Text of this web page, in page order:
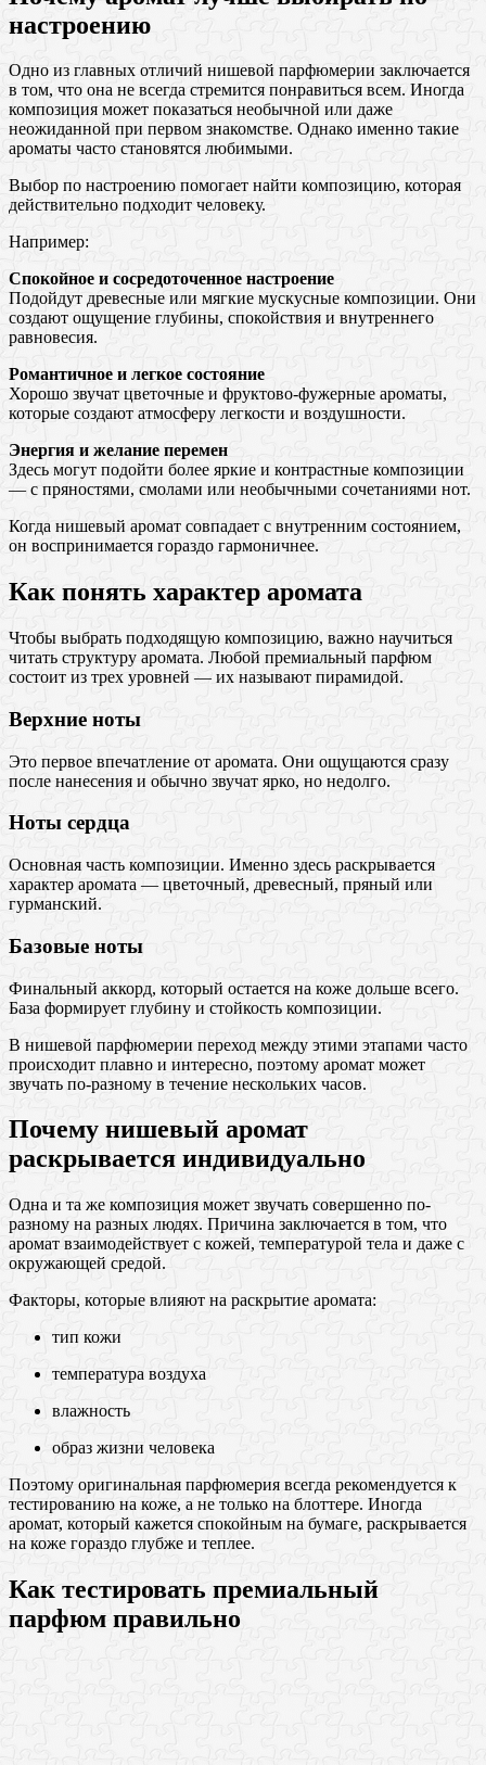
настроению
Одно из главных отличий нишевой парфюмерии заключается
в том, что она не всегда стремится понравиться всем. Иногда
композиция может показаться необычной или даже
неожиданной при первом знакомстве. Однако именно такие
ароматы часто становятся любимыми.
Выбор по настроению помогает найти композицию, которая
действительно подходит человеку.
Например:
Спокойное и сосредоточенное настроение
Подойдут древесные или мягкие мускусные композиции. Они
создают ощущение глубины, спокойствия и внутреннего
равновесия.
Романтичное и легкое состояние
Хорошо звучат цветочные и фруктово-фужерные ароматы,
которые создают атмосферу легкости и воздушности.
Энергия и желание перемен
Здесь могут подойти более яркие и контрастные композиции
— с пряностями, смолами или необычными сочетаниями нот.
Когда нишевый аромат совпадает с внутренним состоянием,
он воспринимается гораздо гармоничнее.
Как понять характер аромата
Чтобы выбрать подходящую композицию, важно научиться
читать структуру аромата. Любой премиальный парфюм
состоит из трех уровней — их называют пирамидой.
Верхние ноты
Это первое впечатление от аромата. Они ощущаются сразу
после нанесения и обычно звучат ярко, но недолго.
Ноты сердца
Основная часть композиции. Именно здесь раскрывается
характер аромата — цветочный, древесный, пряный или
гурманский.
Базовые ноты
Финальный аккорд, который остается на коже дольше всего.
База формирует глубину и стойкость композиции.
В нишевой парфюмерии переход между этими этапами часто
происходит плавно и интересно, поэтому аромат может
звучать по-разному в течение нескольких часов.
Почему нишевый аромат
раскрывается индивидуально
Одна и та же композиция может звучать совершенно по-
разному на разных людях. Причина заключается в том, что
аромат взаимодействует с кожей, температурой тела и даже с
окружающей средой.
Факторы, которые влияют на раскрытие аромата:
тип кожи
температура воздуха
влажность
образ жизни человека
Поэтому оригинальная парфюмерия всегда рекомендуется к
тестированию на коже, а не только на блоттере. Иногда
аромат, который кажется спокойным на бумаге, раскрывается
на коже гораздо глубже и теплее.
Как тестировать премиальный
парфюм правильно